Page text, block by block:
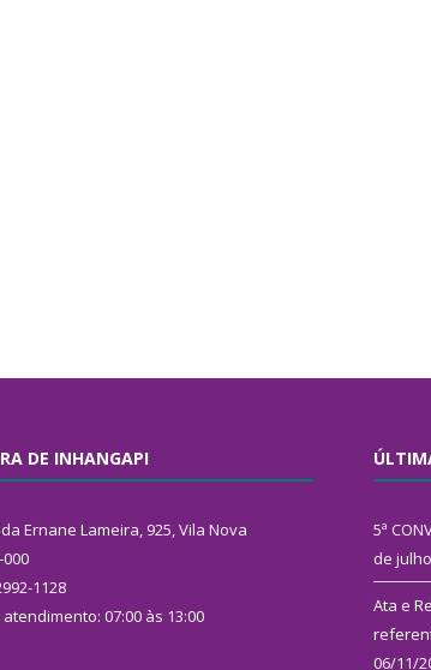
DE INHANGAPI
Ernane Lameira, 925, Vila Nova
000
1128
07:00 às 13:00
5ª
de
Ata e
06/11/